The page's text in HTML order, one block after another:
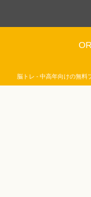
脳トレ - 中高年向けの無料